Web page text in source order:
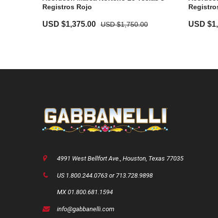
Registros Rojo
USD $1,750.00
Original
$1,750.00.
USD $1,375.00Current
$1,375.00.
Original
USD $
4991 West Bellfort Ave., Houston, Texas 77035
US 1.800.244.0763 or 713.728.9898
MX 01.800.681.1594
info@gabbanelli.com